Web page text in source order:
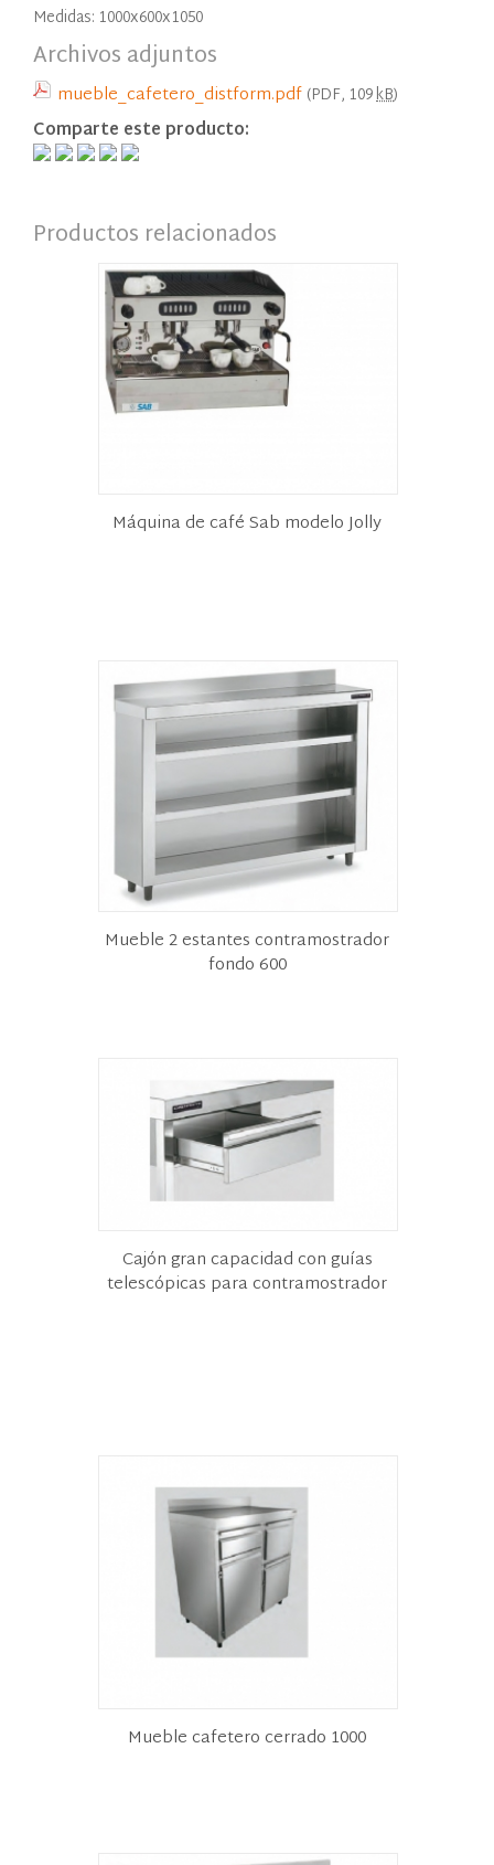
Medidas: 1000x600x1050
Archivos adjuntos
mueble_cafetero_distform.pdf (PDF, 109kB)
Comparte este producto:
Productos relacionados
Máquina de café Sab modelo Jolly
Mueble 2 estantes contramostrador
fondo 600
Cajón gran capacidad con guías
telescópicas para contramostrador
Mueble cafetero cerrado 1000